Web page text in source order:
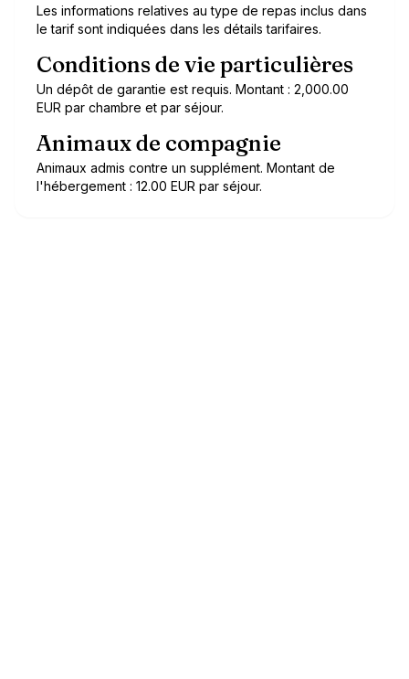
Les informations relatives au type de repas inclus dans
le tarif sont indiquées dans les détails tarifaires.
Conditions de vie particulières
Un dépôt de garantie est requis. Montant : 2,000.00
EUR par chambre et par séjour.
Animaux de compagnie
Animaux admis contre un supplément. Montant de
l'hébergement : 12.00 EUR par séjour.